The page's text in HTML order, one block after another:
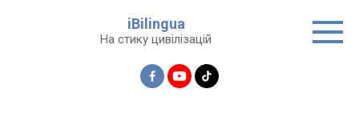
iBilingua
На стику цивілізацій